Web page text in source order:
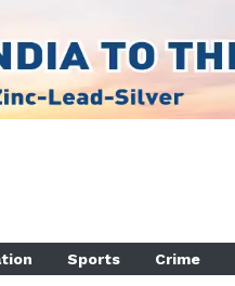
Sports Crime